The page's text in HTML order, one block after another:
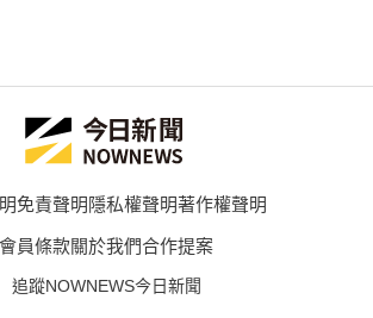
免責聲明隱私權聲明著作權聲明
會員條款關於我們合作提案
追蹤NOWNEWS今日新聞